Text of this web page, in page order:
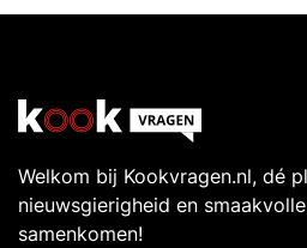
Welkom bij Kookvragen.nl, dé
nieuwsgierigheid en
samenkomen!